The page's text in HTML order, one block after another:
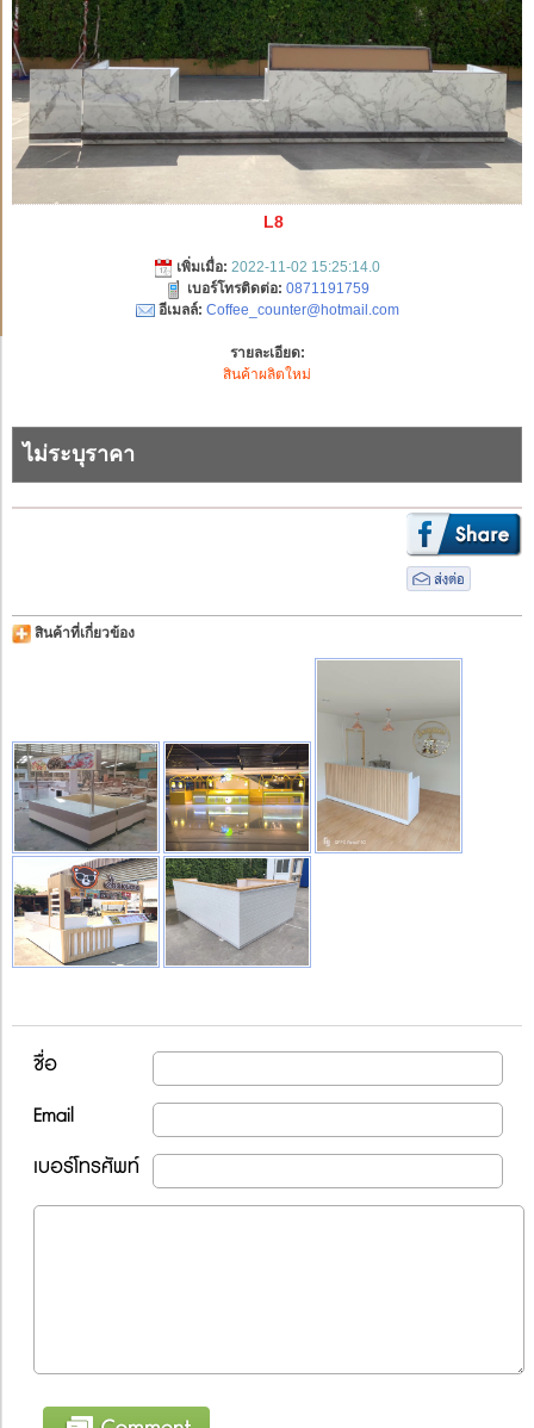
L8
เพิ่มเมื่อ: 2022-11-02 15:25:14.0
เบอร์โทรติดต่อ: 0871191759
อีเมลล์: Coffee_counter@hotmail.com
รายละเอียด:
สินค้าผลิตใหม่
ไม่ระบุราคา
สินค้าที่เกี่ยวข้อง
ชื่อ
Email
เบอร์โทรศัพท์